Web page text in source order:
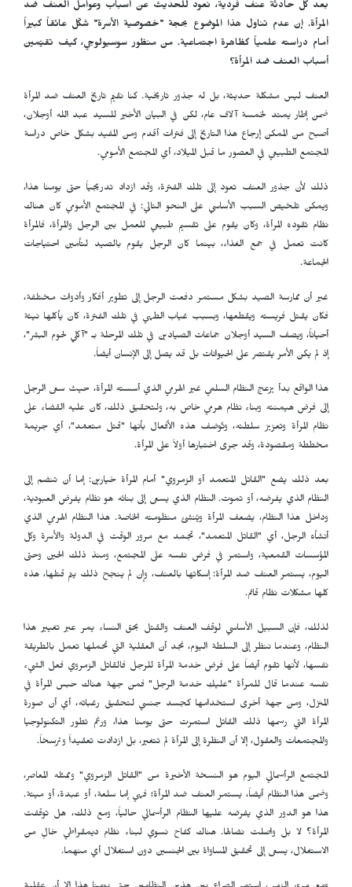
بعد كل حادثة عنف فردية، نعود للحديث عن أسباب وعوامل العنف ضد
المرأة. إن عدم تناول هذا الموضوع بحجة "خصوصية الأسرة" شكّل عائقاً كبيراً
أمام دراسته علمياً كظاهرة اجتماعية. من منظور سوسيولوجي، كيف تقيّمين
أسباب العنف ضد المرأة؟
العنف ليس مشكلة حديثة، بل له جذور تاريخية. كنا نقيّم تاريخ العنف ضد المرأة
ضمن إطار يمتد لخمسة آلاف عام، لكن في البيان الأخير للسيد عبد الله أوجلان،
أصبح من الممكن إرجاع هذا التاريخ إلى فترات أقدم ومن المفيد بشكل خاص دراسة
المجتمع الطبيعي في العصور ما قبل الميلاد، أي المجتمع الأمومي.
ذلك لأن جذور العنف تعود إلى تلك الفترة، وقد ازداد تدريجياً حتى يومنا هذا،
ويمكن تلخيص السبب الأساسي على النحو التالي: في المجتمع الأمومي كان هناك
نظام تقوده المرأة، وكان يقوم على تقسيم طبيعي للعمل بين الرجل والمرأة، فالمرأة
كانت تعمل في جمع الغذاء، بينما كان الرجل يقوم بالصيد لتأمين احتياجات
الجماعة.
غير أن ممارسة الصيد بشكل مستمر دفعت الرجل إلى تطوير أفكار وأدوات مختلفة،
فكان يقتل فريسته ويقطعها، وبسبب غياب الطهي في تلك الفترة، كان يأكلها نيئة
أحياناً، ويصف السيد أوجلان جماعات الصيادين في تلك المرحلة بـ "آكلي لحوم البشر"،
إذ لم يكن الأمر يقتصر على الحيوانات بل قد يصل إلى الإنسان أيضاً.
هذا الواقع بدأ يزعج النظام السلمي غير الهرمي الذي أسسته المرأة، حيث سعى الرجل
إلى فرض هيمنته وبناء نظام هرمي خاص به، ولتحقيق ذلك، كان عليه القضاء على
نظام المرأة وتعزيز سلطته، وتُوصَف هذه الأفعال بأنها "قتل متعمّد"، أي جريمة
مخططة ومقصودة، وقد جرى اختبارها أولاً على المرأة.
بعد ذلك يضع "القاتل المتعمد أو الزمروي" أمام المرأة خيارين: إما أن تنضم إلى
النظام الذي يفرضه، أو تموت. النظام الذي يسعى إلى بنائه هو نظام يفرض العبودية،
وداخل هذا النظام، يضعف المرأة ويُنشئ منظومته الخاصة. هذا النظام الهرمي الذي
أنشأه الرجل، أي "القاتل المتعمد"، تجسّد مع مرور الوقت في الدولة والأسرة وكل
المؤسسات القمعية، واستمر في فرض نفسه على المجتمع، ومنذ ذلك الحين وحتى
اليوم، يستمر العنف ضد المرأة: إسكاتها بالعنف، وإن لم ينجح ذلك يتم قتلها، هذه
كلها مشكلات نظام قائم.
لذلك، فإن السبيل الأساسي لوقف العنف والقتل بحق النساء يمر عبر تغيير هذا
النظام، وعندما ننظر إلى السلطة اليوم، نجد أن العقلية التي تحملها تعمل بالطريقة
نفسها، لأنها تقوم أيضاً على فرض خدمة المرأة للرجل فالقاتل الزمروي فعل الشيء
نفسه عندما قال للمرأة "عليكِ خدمة الرجل" فمن جهة هناك حبس المرأة في
المنزل، ومن جهة أخرى استخدامها كجسد جنسي لتحقيق رغباته، أي أن صورة
المرأة التي رسمها ذلك القاتل استمرت حتى يومنا هذا، ورغم تطور التكنولوجيا
والمجتمعات والعقول، إلا أن النظرة إلى المرأة لم تتغير، بل ازدادت تعقيداً وترسخاً.
المجتمع الرأسمالي اليوم هو النسخة الأخيرة من "القاتل الزمروي" وممثله المعاصر،
وضمن هذا النظام أيضاً، يستمر العنف ضد المرأة؛ فهي إما سلعة، أو عبدة، أو ميتة.
هذا هو الدور الذي يفرضه عليها النظام الرأسمالي حالياً، ومع ذلك، هل توقفت
المرأة؟ لا بل واصلت نضالها. هناك كفاح نسوي لبناء نظام ديمقراطي خالٍ من
الاستغلال، يسعى إلى تحقيق المساواة بين الجنسين دون استغلال أي منهما.